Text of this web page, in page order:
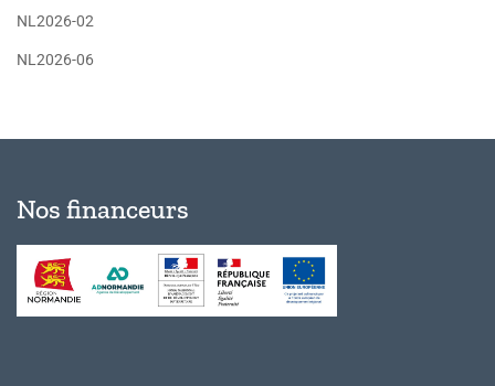
NL2026-02
NL2026-06
Nos financeurs